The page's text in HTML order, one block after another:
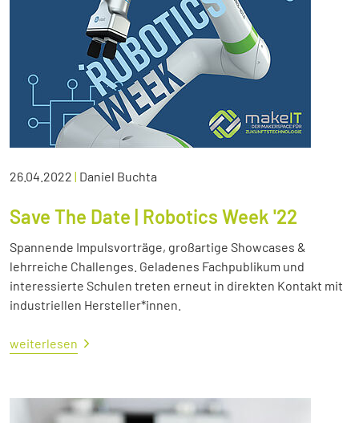
26.04.2022 | Daniel Buchta
Save The Date | Robotics Week '22
Spannende Impulsvorträge, großartige Showcases &
lehrreiche Challenges. Geladenes Fachpublikum und
interessierte Schulen treten erneut in direkten Kontakt mit
industriellen Hersteller*innen.
weiterlesen